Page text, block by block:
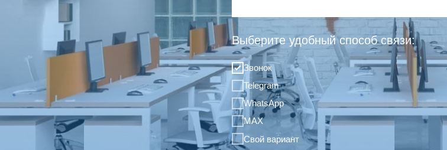
Выберите удобный способ связи:
Звонок
Telegram
WhatsApp
MAX
Свой вариант